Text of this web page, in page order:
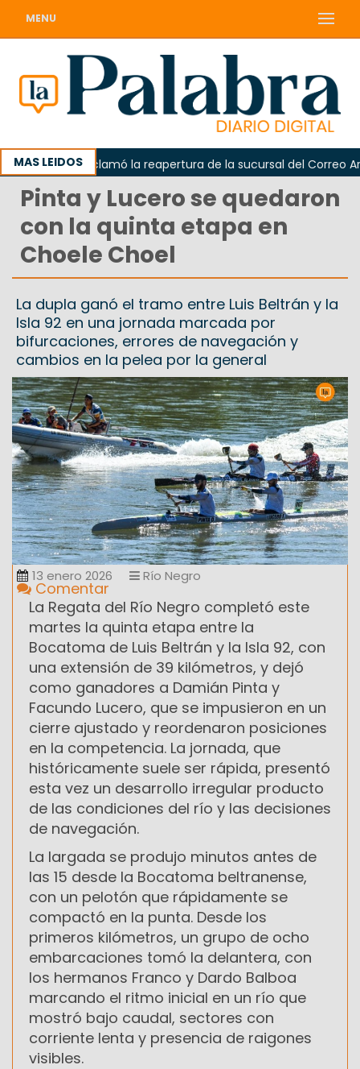
MENU
MAS LEIDOS
Odarda reclamó la reapertura de la sucursal del Correo
Pinta y Lucero se quedaron
con la quinta etapa en
Choele Choel
La dupla ganó el tramo entre Luis Beltrán y la
Isla 92 en una jornada marcada por
bifurcaciones, errores de navegación y
cambios en la pelea por la general
13 enero 2026 Río Negro
Comentar
La Regata del Río Negro completó este
martes la quinta etapa entre la
Bocatoma de Luis Beltrán y la Isla 92, con
una extensión de 39 kilómetros, y dejó
como ganadores a Damián Pinta y
Facundo Lucero, que se impusieron en un
cierre ajustado y reordenaron posiciones
en la competencia. La jornada, que
históricamente suele ser rápida, presentó
esta vez un desarrollo irregular producto
de las condiciones del río y las decisiones
de navegación.
La largada se produjo minutos antes de
las 15 desde la Bocatoma beltranense,
con un pelotón que rápidamente se
compactó en la punta. Desde los
primeros kilómetros, un grupo de ocho
embarcaciones tomó la delantera, con
los hermanos Franco y Dardo Balboa
marcando el ritmo inicial en un río que
mostró bajo caudal, sectores con
corriente lenta y presencia de raigones
visibles.